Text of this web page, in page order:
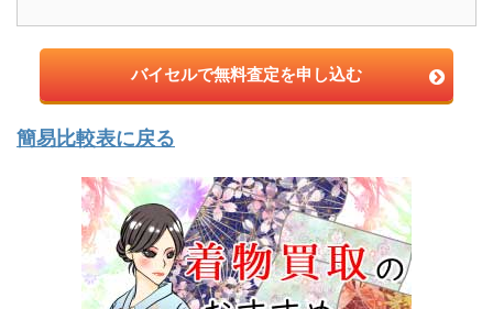
バイセルで無料査定を申し込む
簡易比較表に戻る